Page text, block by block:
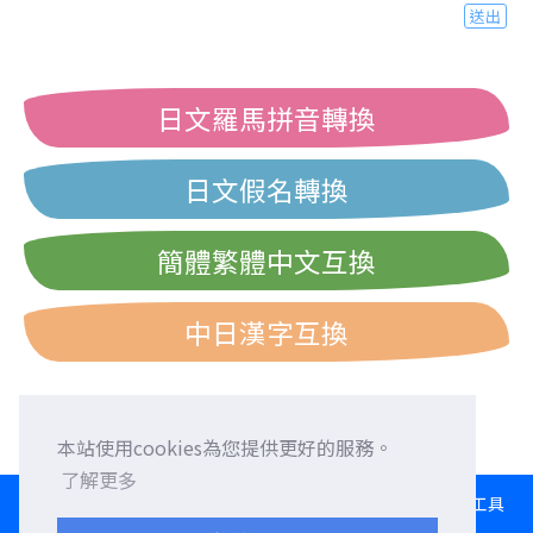
本站使用cookies為您提供更好的服務。
了解更多
送出
日文羅馬拼音轉換
日文假名轉換
簡體繁體中文互換
中日漢字互換
轉換工具